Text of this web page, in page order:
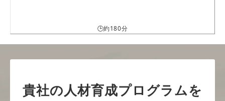
🕒約180分
貴社の人材育成プログラムを